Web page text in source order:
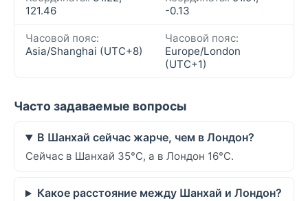
121.46
-0.13
Часовой пояс:
Asia/Shanghai (UTC+8)
Часовой пояс:
Europe/London
(UTC+1)
Часто задаваемые вопросы
В Шанхай сейчас жарче, чем в Лондон?
Сейчас в Шанхай 35°C, а в Лондон 16°C.
Какое расстояние между Шанхай и Лондон?